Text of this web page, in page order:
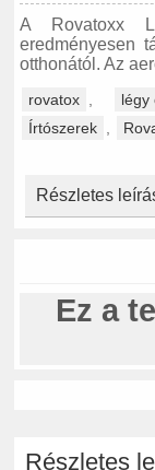
A Rovatoxx
eredményesen
otthonától. Az
rovatox , légy
Írtószerek ,
Részletes
Ez a
Részletes